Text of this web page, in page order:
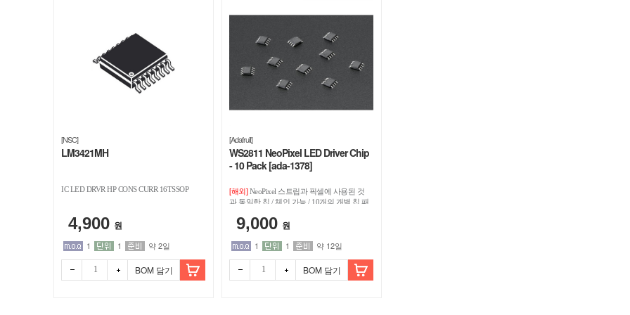
빼기 더하 빼기 더하
[NSC]
LM3421MH
IC LED DRVR HP CONS CURR 16TSSOP
4,900 원
1 1 약 2일
BOM 담기
[Adafruit]
WS2811 NeoPixel LED Driver Chip
- 10 Pack [ada-1378]
[해외]NeoPixel 스트립과 픽셀에 사용된 것
과 동일한 칩 / 체인 가능 / 10개의 개별 칩 패
9,000 원
1 1 약 12일
BOM 담기